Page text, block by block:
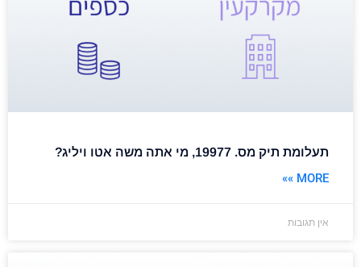
תעלומת תיק מס. 19977, מי אתה משה אטו ויליג?
MORE »»
אין תגובות